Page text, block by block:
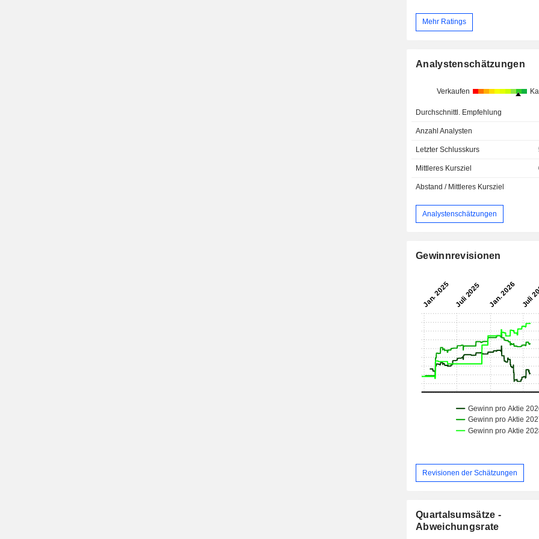
Mehr Ratings
Analystenschätzungen
Verkaufen
Durchschnittl. Empfehlung
Anzahl Analysten
Letzter Schlusskurs
Mittleres Kursziel
Abstand / Mittleres Kursziel
Analystenschätzungen
Gewinnrevisionen
Revisionen der Schätzungen
Quartalsumsätze -
Abweichungsrate